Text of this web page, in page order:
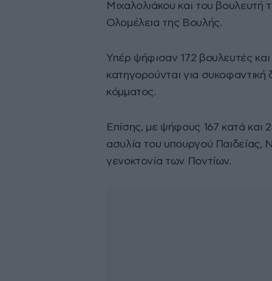
Μιχαλολιάκου και του
Ολομέλεια της Βουλής.
Υπέρ ψήφισαν 172 βουλευτές
κατηγορούνται για
κόμματος.
Επίσης, με ψήφους 167 κατά και
ασυλία του υπουργού Παιδείας,
γενοκτονία των Ποντίων.